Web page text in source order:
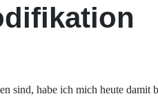
sind, habe ich mich heute